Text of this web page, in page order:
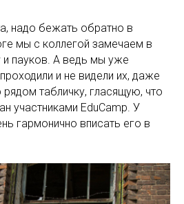
надо бежать обратно в
мы с коллегой замечаем в
и пауков. А ведь мы уже
и не видели их, даже
табличку, гласящую, что
участниками EduCamp. У
гармонично вписать его в